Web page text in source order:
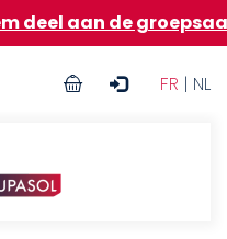
de groepsaankoop
FR | NL
User